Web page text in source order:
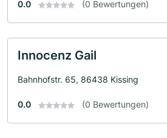
0.0 (0 Bewertungen)
Innocenz Gail
Bahnhofstr. 65, 86438 Kissing
0.0 (0 Bewertungen)